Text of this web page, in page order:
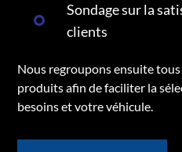
Sondage sur la
clients
Nous regroupons ensuite
produits afin de faciliter la
besoins et votre véhicule.